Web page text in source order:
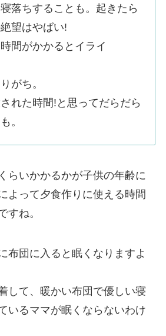
落ちすることも。起きたら
望はやばい!
間がかかるとイライ
がち。
れた時間!と思ってだらだら
。
らいかかるかが子供の年齢に
よって夕食作りに使える時間
すね。
布団に入ると眠くなりますよ
して、暖かい布団で優しい寝
いるママが眠くならないわけ